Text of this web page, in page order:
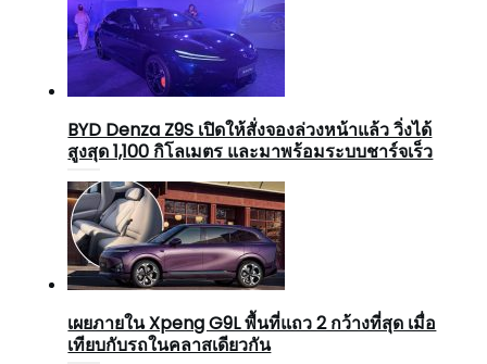
BYD Denza Z9S เปิดให้สั่งจองล่วงหน้าแล้ว วิ่งได้
สูงสุด 1,100 กิโลเมตร และมาพร้อมระบบชาร์จเร็ว
เผยภายใน Xpeng G9L พื้นที่แถว 2 กว้างที่สุด เมื่อ
เทียบกับรถในคลาสเดียวกัน